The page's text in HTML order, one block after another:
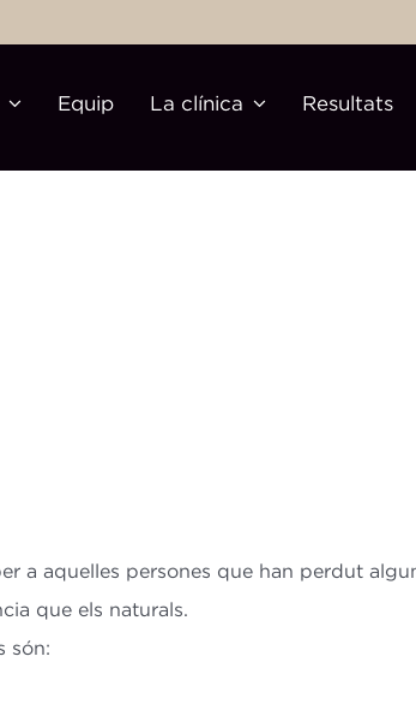
Equip La clínica Resultats
a aquelles persones que han perdut
que els naturals.
són: